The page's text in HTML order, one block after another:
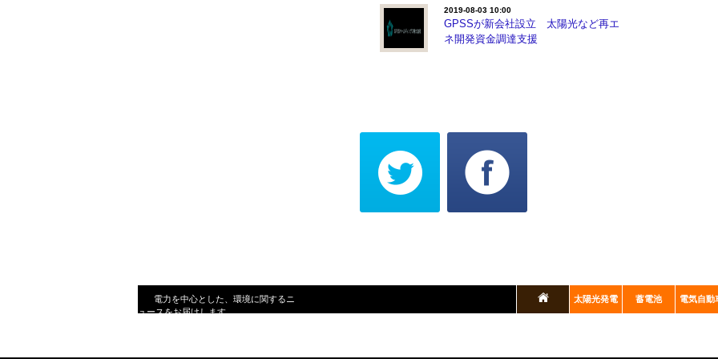
2019-08-03 10:00
GPSSが新会社設立 太陽光など再エ
ネ開発資金調達支援
電力を中心とした、環境に関するニ
ュースをお届けします。
太陽光発電 蓄電池 電気自動